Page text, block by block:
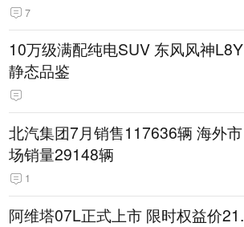
7
10万级满配纯电SUV 东风风神L8Y
静态品鉴
北汽集团7月销售117636辆 海外市
场销量29148辆
1
阿维塔07L正式上市 限时权益价21.